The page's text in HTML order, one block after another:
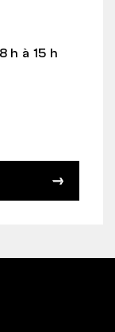
h à 15 h